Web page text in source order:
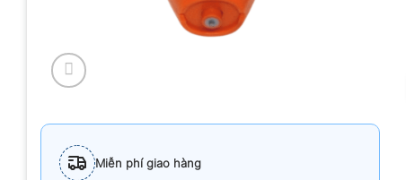
Miễn phí giao hàng